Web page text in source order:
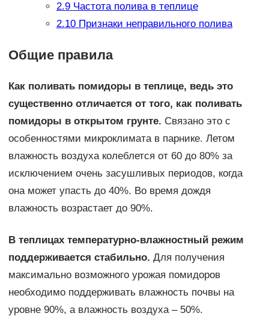
2.9Частота полива в теплице
2.10Признаки неправильного полива
Общие правила
Как поливать помидоры в теплице, ведь это
существенно отличается от того, как поливать
помидоры в открытом грунте. Связано это с
особенностями микроклимата в парнике. Летом
влажность воздуха колеблется от 60 до 80% за
исключением очень засушливых периодов, когда
она может упасть до 40%. Во время дождя
влажность возрастает до 90%.
В теплицах температурно-влажностный режим
поддерживается стабильно. Для получения
максимально возможного урожая помидоров
необходимо поддерживать влажность почвы на
уровне 90%, а влажность воздуха – 50%.